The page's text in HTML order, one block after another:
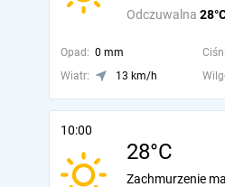
Odczuwalna
Opad: 0 mm
Wiatr:
13 km/h
10:00
28°C
Zachmurzenie